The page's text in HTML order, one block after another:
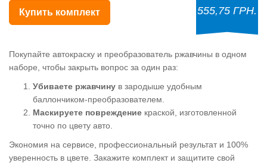
Купить комплект 555,75 ГРН.
Покупайте автокраску и преобразователь ржавчины в одном
наборе, чтобы закрыть вопрос за один раз:
Убиваете ржавчину в зародыше удобным
баллончиком-преобразователем.
Маскируете повреждение краской, изготовленной
точно по цвету авто.
Экономия на сервисе, профессиональный результат и 100%
уверенность в цвете. Закажите комплект и защитите свой